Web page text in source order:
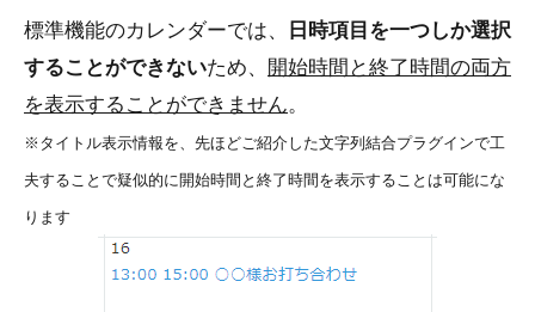
標準機能のカレンダーでは、
日時項目を一つしか選択
することができないため、
開始時間と終了時間の両方
を表示することができません。
※タイトル表示情報を、先ほどご紹介した文字列結合プラグインで工
夫することで疑似的に開始時間と終了時間を表示することは可能にな
ります